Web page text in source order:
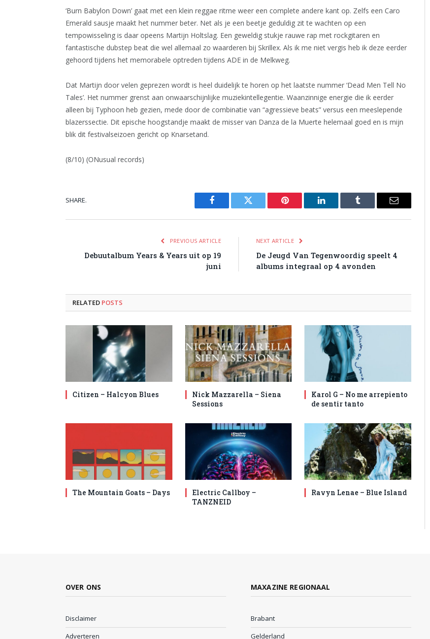
‘Burn Babylon Down’ gaat met een klein reggae ritme weer een complete andere kant op. Zelfs een Caro
Emerald sausje maakt het nummer beter. Net als je een beetje geduldig zit te wachten op een
tempowisseling is daar opeens Martijn Holtslag. Een geweldig stukje rauwe rap met rockgitaren en
fantastische dubstep beat die wel allemaal zo waarderen bij Skrillex. Als ik me niet vergis heb ik deze eerder
gehoord tijdens het memorabele optreden tijdens ADE in de Melkweg.
Dat Martijn door velen geprezen wordt is heel duidelijk te horen op het laatste nummer ‘Dead Men Tell No
Tales’. Het nummer grenst aan onwaarschijnlijke muziekintellegentie. Waanzinnige energie die ik eerder
alleen bij Typhoon heb gezien, mede door de combinatie van “agressieve beats” versus een meeslepende
blazerssectie. Dit epische hoogstandje maakt de misser van Danza de la Muerte helemaal goed en is mijn
blik dit festivalseizoen gericht op Knarsetand.
(8/10) (ONusual records)
SHARE.
Facebook Twitter Pinterest LinkedIn Tumblr Email
PREVIOUS ARTICLE
Debuutalbum Years & Years uit op 19
juni
NEXT ARTICLE
De Jeugd Van Tegenwoordig speelt 4
albums integraal op 4 avonden
RELATED POSTS
Citizen – Halcyon Blues
Nick Mazzarella – Siena
Sessions
Karol G – No me arrepiento
de sentir tanto
The Mountain Goats – Days
Electric Callboy –
TANZNEID
Ravyn Lenae – Blue Island
OVER ONS
Disclaimer
Adverteren
MAXAZINE REGIONAAL
Brabant
Gelderland